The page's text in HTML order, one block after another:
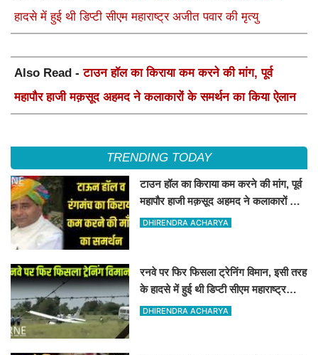
हादसे में हुई थी डिप्टी सीएम महाराष्ट्र अजीत पवार की मृत्यु
Also Read -टाउन हॉल का किराया कम करने की मांग, पूर्व
महापौर हाजी मक़सूद अहमद ने कलाकारों के समर्थन का किया ऐलान
TRENDING TODAY
टाउन हॉल का किराया कम करने की मांग, पूर्व
महापौर हाजी मक़सूद अहमद ने कलाकारों के
समर्थन का किया ऐलान
DHIRENDRA ACHARYA
रनवे पर फिर फिसला ट्रेनिंग विमान, इसी तरह
के हादसे में हुई थी डिप्टी सीएम महाराष्ट्र
अजीत पवार की मृत्यु
DHIRENDRA ACHARYA